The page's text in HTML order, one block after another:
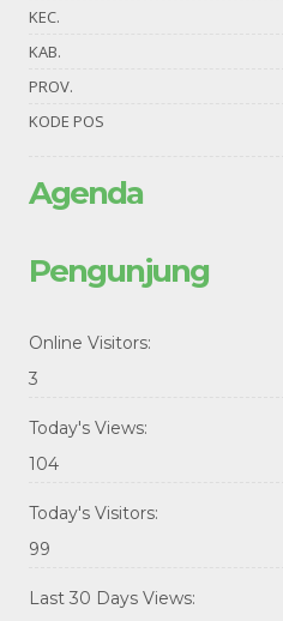
KEC.
KAB.
PROV.
KODE POS
Agenda
Pengunjung
Online Visitors:
3
Today's Views:
104
Today's Visitors:
99
Last 30 Days Views: